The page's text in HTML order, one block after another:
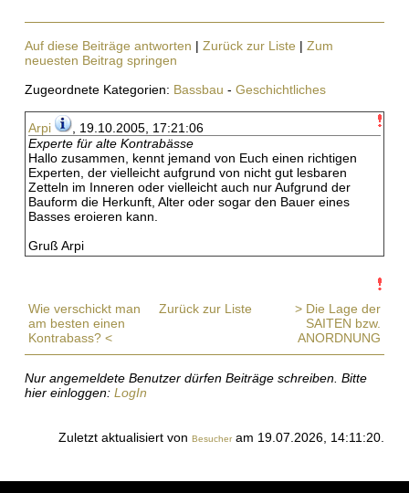
Auf diese Beiträge antworten | Zurück zur Liste | Zum
neuesten Beitrag springen
Zugeordnete Kategorien: Bassbau - Geschichtliches
Arpi
, 19.10.2005, 17:21:06
Experte für alte Kontrabässe
Hallo zusammen, kennt jemand von Euch einen richtigen
Experten, der vielleicht aufgrund von nicht gut lesbaren
Zetteln im Inneren oder vielleicht auch nur Aufgrund der
Bauform die Herkunft, Alter oder sogar den Bauer eines
Basses eroieren kann.
Gruß Arpi
Wie verschickt man
am besten einen
Kontrabass? <
Zurück zur Liste
> Die Lage der
SAITEN bzw.
ANORDNUNG
Nur angemeldete Benutzer dürfen Beiträge schreiben. Bitte
hier einloggen: LogIn
Zuletzt aktualisiert von Besucheram 19.07.2026, 14:11:20.